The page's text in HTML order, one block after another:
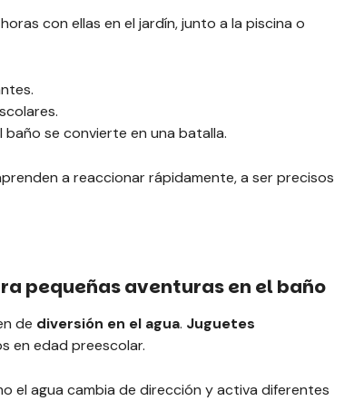
con ellas en el jardín, junto a la piscina o
baño se convierte en una batalla.
a reaccionar rápidamente, a ser precisos
pequeñas aventuras en el baño
de diversión en el agua. Juguetes
en edad preescolar.
el agua cambia de dirección y activa diferentes